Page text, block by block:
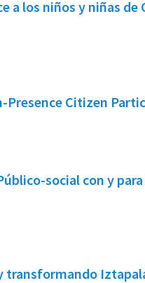
a los niños y niñas
Citizen
social con y
transformando